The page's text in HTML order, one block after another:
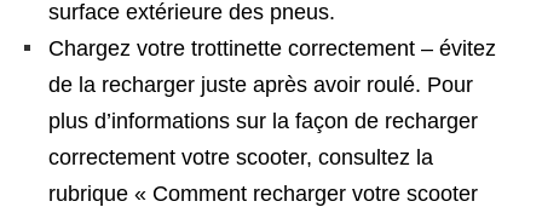
surface extérieure des pneus.
Chargez votre trottinette correctement – évitez
de la recharger juste après avoir roulé. Pour
plus d’informations sur la façon de recharger
correctement votre scooter, consultez la
rubrique « Comment recharger votre scooter